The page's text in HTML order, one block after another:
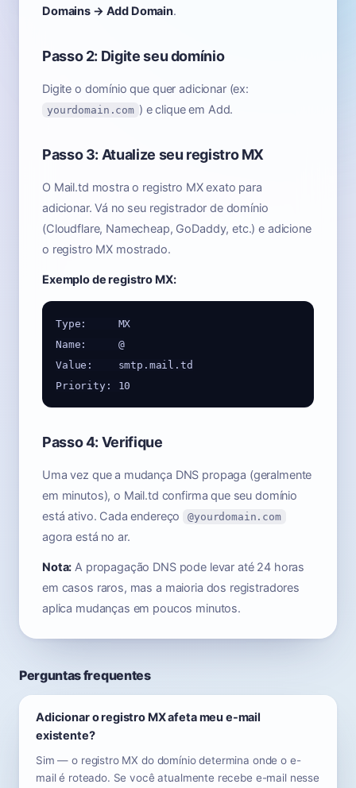
Domains → Add Domain.
Passo 2: Digite seu domínio
Digite o domínio que quer adicionar (ex:
yourdomain.com ) e clique em Add.
Passo 3: Atualize seu registro MX
O Mail.td mostra o registro MX exato para
adicionar. Vá no seu registrador de domínio
(Cloudflare, Namecheap, GoDaddy, etc.) e adicione
o registro MX mostrado.
Exemplo de registro MX:
Type:     MX
Name:     @
Value:    smtp.mail.td
Passo 4: Verifique
Uma vez que a mudança DNS propaga (geralmente
em minutos), o Mail.td confirma que seu domínio
está ativo. Cada endereço
@yourdomain.com
agora está no ar.
Nota: A propagação DNS pode levar até 24 horas
em casos raros, mas a maioria dos registradores
aplica mudanças em poucos minutos.
Perguntas frequentes
Adicionar o registro MX afeta meu e-mail
existente?
Sim — o registro MX do domínio determina onde o e-
mail é roteado. Se você atualmente recebe e-mail nesse